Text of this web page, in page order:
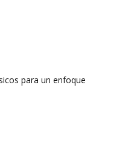
para un enfoque